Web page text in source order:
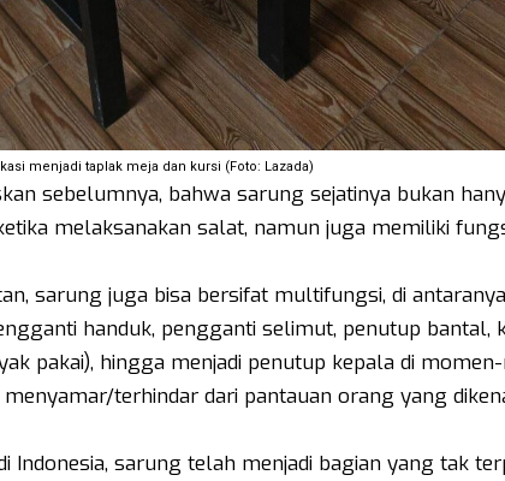
menjadi taplak meja dan kursi (Foto: Lazada)
sebelumnya, bahwa sarung sejatinya bukan
melaksanakan salat, namun juga memiliki
sarung juga bisa bersifat multifungsi, di
handuk, pengganti selimut, penutup bantal,
pakai), hingga menjadi penutup kepala di
terhindar dari pantauan orang yang
Indonesia, sarung telah menjadi bagian yang tak